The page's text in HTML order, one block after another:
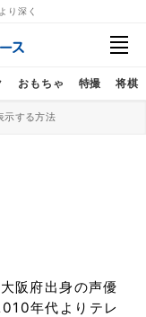
り深く
おもちゃ 特撮 将棋
示する方法
阪府出身の声優
年代よりテレ